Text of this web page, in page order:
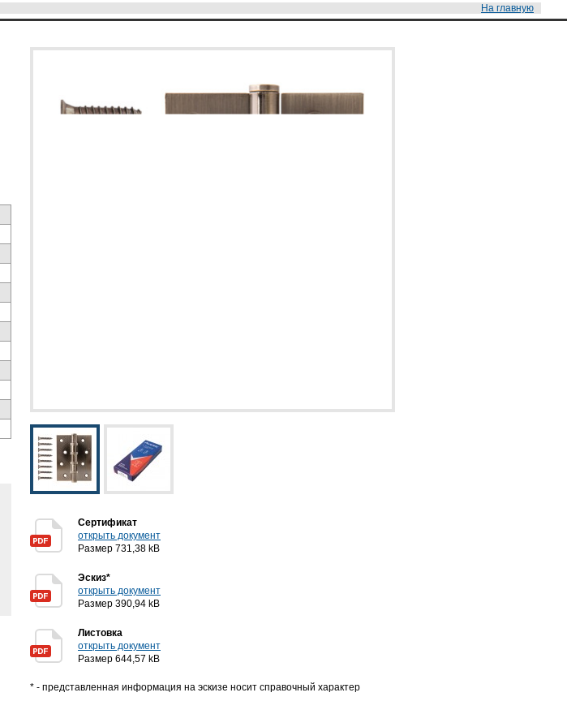
На главную
Сертификат
открыть документ
Размер 731,38 kB
Эскиз*
открыть документ
Размер 390,94 kB
Листовка
открыть документ
Размер 644,57 kB
* - представленная информация на эскизе носит справочный характер